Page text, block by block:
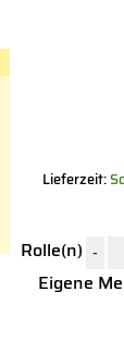
Lieferzeit:
Rolle(n) -
Eigene